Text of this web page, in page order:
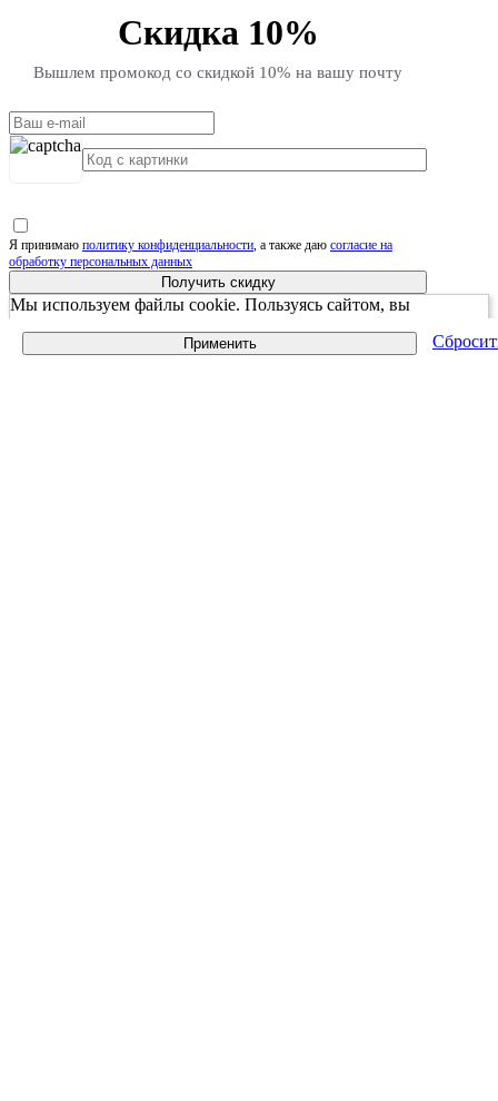
Применить
Скидка 10%
Вышлем промокод со скидкой 10% на вашу почту
Я принимаю политику конфиденциальности, а также даю согласие на
обработку персональных данных
Получить скидку
Мы используем файлы cookie. Пользуясь сайтом, вы